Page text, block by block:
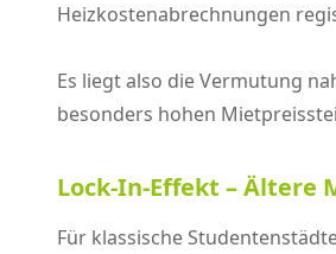
Heizkostenabrechnungen
Es liegt also die Vermutung
besonders hohen
Lock-In-Effekt – Ältere
Für klassische